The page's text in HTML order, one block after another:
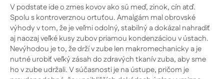
V podstate ide o zmes kovov ako sú meď, zinok, cín atď.
Spolu s kontroverznou ortuťou. Amalgám mal obrovské
výhody v tom, že je veľmi odolný, stabilný a dokázal nahradiť
aj naozaj veľké kusy zubov priamou kondenzáciou v ústach.
Nevýhodou je to, že drží v zube len makromechanicky a je
nutné urobiť veľký zásah do zdravých tkanív zuba, aby sme
ho v zube udržali. V súčasnosti je na ústupe, pričom je